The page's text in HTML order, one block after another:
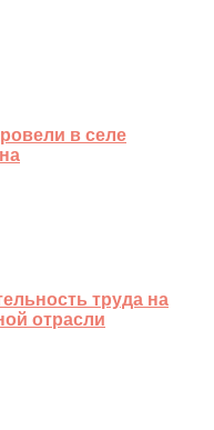
в селе
труда на
отрасли